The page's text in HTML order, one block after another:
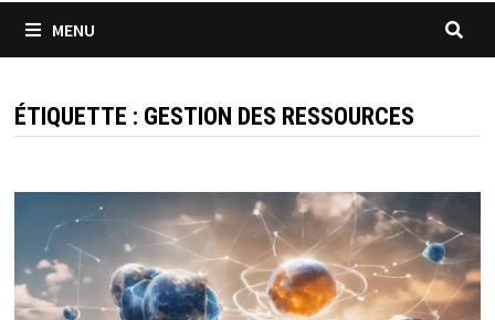
MENU
ÉTIQUETTE : GESTION DES RESSOURCES